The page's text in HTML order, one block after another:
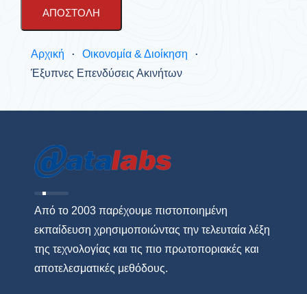
ΑΠΟΣΤΟΛΉ
Αρχική
Οικονομία & Διοίκηση
Έξυπνες Επενδύσεις Ακινήτων
Από το 2003 παρέχουμε πιστοποιημένη
εκπαίδευση χρησιμοποιώντας την τελευταία λέξη
της τεχνολογίας και τις πιο πρωτοποριακές και
αποτελεσματικές μεθόδους.